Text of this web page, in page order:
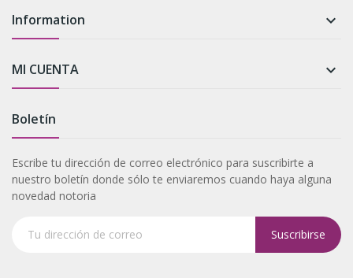
Information 
MI CUENTA 
Boletín
Escribe tu dirección de correo electrónico para suscribirte a
nuestro boletín donde sólo te enviaremos cuando haya alguna
novedad notoria
Tu dirección de correo Suscribirse